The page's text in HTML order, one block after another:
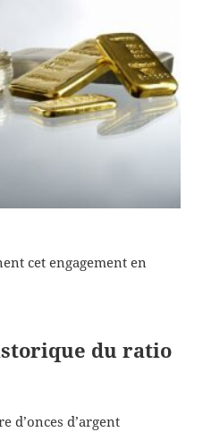
cet engagement en
du ratio
d’onces d’argent